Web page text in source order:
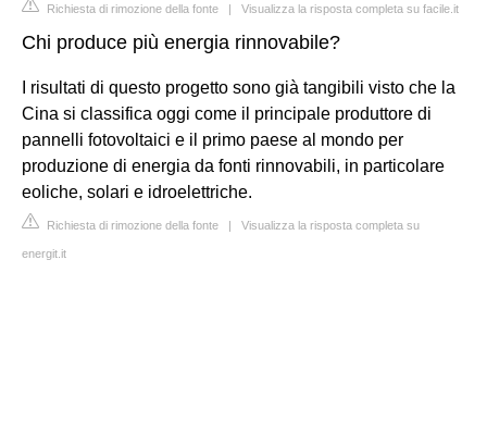
Richiesta di rimozione della fonte | Visualizza la risposta completa su facile.it
Chi produce più energia rinnovabile?
I risultati di questo progetto sono già tangibili visto che la
Cina si classifica oggi come il principale produttore di
pannelli fotovoltaici e il primo paese al mondo per
produzione di energia da fonti rinnovabili, in particolare
eoliche, solari e idroelettriche.
Richiesta di rimozione della fonte | Visualizza la risposta completa su
energit.it